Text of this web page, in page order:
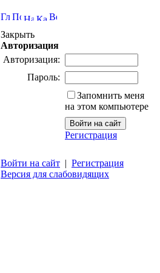
Закрыть
Авторизация
Авторизация:
Пароль:
Запомнить меня
на этом компьютере
Регистрация
Войти на сайт | Регистрация
Версия для слабовидящих